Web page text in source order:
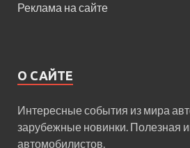
Реклама на сайте
О САЙТЕ
Интересные события из мира
зарубежные новинки. Полезная
автомобилистов.